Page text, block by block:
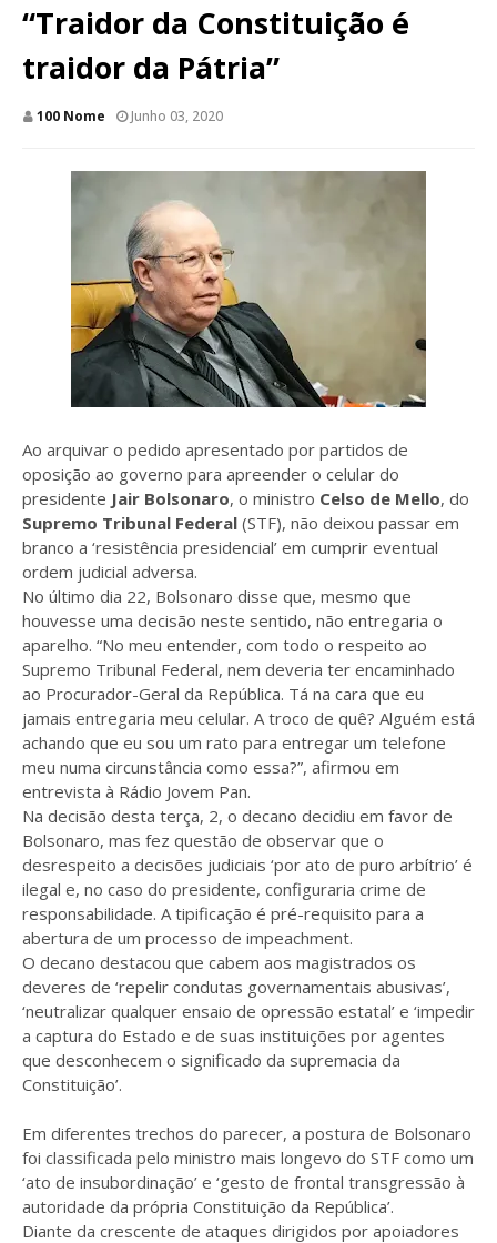
“Traidor da Constituição é
traidor da Pátria”
100 Nome Junho 03, 2020
Ao arquivar o pedido apresentado por partidos de
oposição ao governo para apreender o celular do
presidente Jair Bolsonaro, o ministro Celso de Mello, do
Supremo Tribunal Federal (STF), não deixou passar em
branco a ‘resistência presidencial’ em cumprir eventual
ordem judicial adversa.
No último dia 22, Bolsonaro disse que, mesmo que
houvesse uma decisão neste sentido, não entregaria o
aparelho. “No meu entender, com todo o respeito ao
Supremo Tribunal Federal, nem deveria ter encaminhado
ao Procurador-Geral da República. Tá na cara que eu
jamais entregaria meu celular. A troco de quê? Alguém está
achando que eu sou um rato para entregar um telefone
meu numa circunstância como essa?”, afirmou em
entrevista à Rádio Jovem Pan.
Na decisão desta terça, 2, o decano decidiu em favor de
Bolsonaro, mas fez questão de observar que o
desrespeito a decisões judiciais ‘por ato de puro arbítrio’ é
ilegal e, no caso do presidente, configuraria crime de
responsabilidade. A tipificação é pré-requisito para a
abertura de um processo de impeachment.
O decano destacou que cabem aos magistrados os
deveres de ‘repelir condutas governamentais abusivas’,
‘neutralizar qualquer ensaio de opressão estatal’ e ‘impedir
a captura do Estado e de suas instituições por agentes
que desconhecem o significado da supremacia da
Constituição’.
Em diferentes trechos do parecer, a postura de Bolsonaro
foi classificada pelo ministro mais longevo do STF como um
‘ato de insubordinação’ e ‘gesto de frontal transgressão à
autoridade da própria Constituição da República’.
Diante da crescente de ataques dirigidos por apoiadores